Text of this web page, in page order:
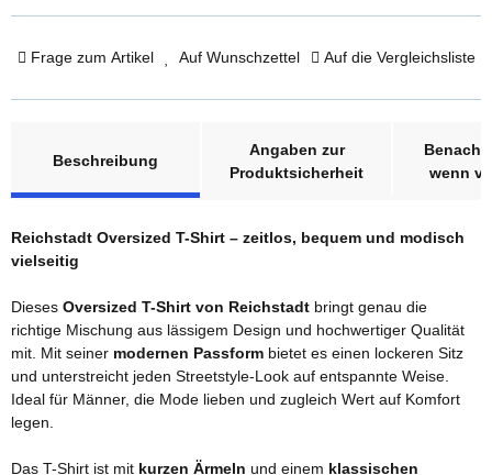
Frage zum Artikel Auf Wunschzettel Auf die Vergleichsliste
Beschreibung
Angaben zur
Produktsicherheit
wenn
Reichstadt Oversized T-Shirt – zeitlos, bequem und modisch
vielseitig
Dieses Oversized T-Shirt von Reichstadt bringt genau die
richtige Mischung aus lässigem Design und hochwertiger Qualität
mit. Mit seiner modernen Passform bietet es einen lockeren Sitz
und unterstreicht jeden Streetstyle-Look auf entspannte Weise.
Ideal für Männer, die Mode lieben und zugleich Wert auf Komfort
legen.
Das T-Shirt ist mit kurzen Ärmeln und einem klassischen